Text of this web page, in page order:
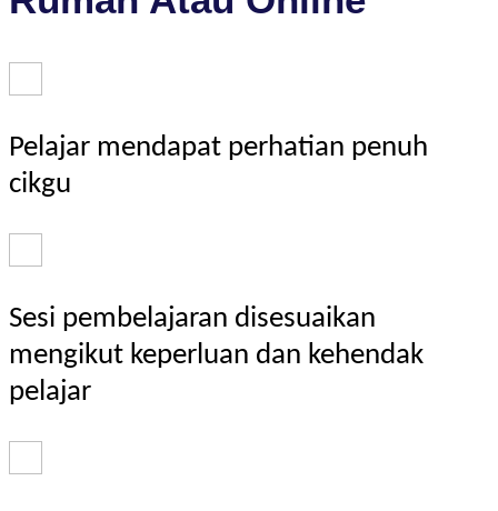
Pelajar mendapat perhatian penuh
cikgu
Sesi pembelajaran disesuaikan
mengikut keperluan dan kehendak
pelajar